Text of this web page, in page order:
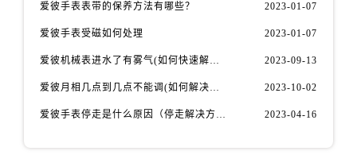
爱彼手表表带的保养方法有哪些？ 2023-01-07
爱彼手表受磁如何处理 2023-01-07
爱彼机械表进水了有雾气(如何快速解决问题) 2023-09-13
爱彼月相几点到几点不能调(如何解决问题) 2023-10-02
爱彼手表停走是什么原因（停走解决方法） 2023-04-16